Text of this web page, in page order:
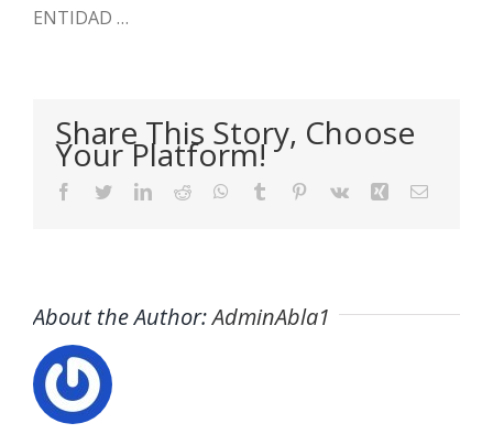
ENTIDAD …
Share This Story, Choose
Your Platform!
Facebook
TwitterLinkedIn
Reddit WhatsApp
Tumblr Pinterest
Vk Xing Email
About the Author:AdminAbla1